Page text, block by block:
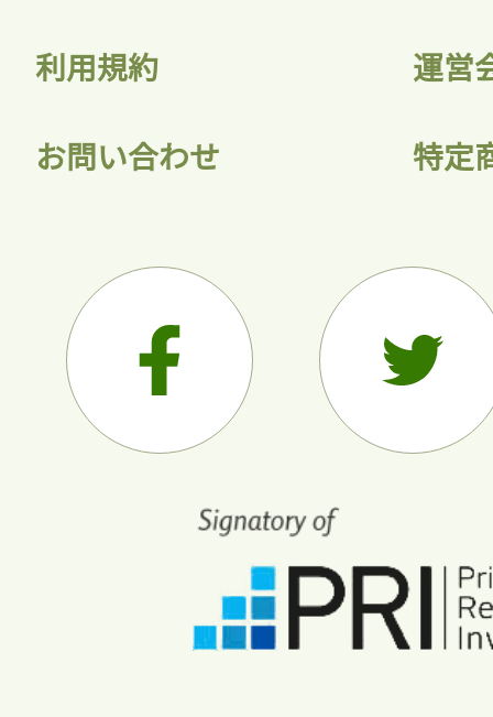
利用規約 運営
お問い合わせ 特定